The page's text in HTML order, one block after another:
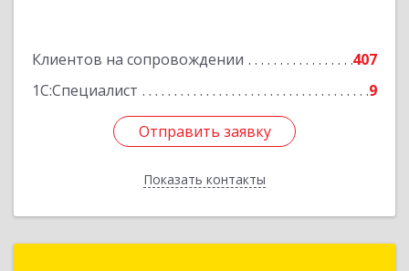
Клиентов на сопровождении
407
1С:Специалист
9
Отправить заявку
Показать контакты
Отправить заявку
Назад